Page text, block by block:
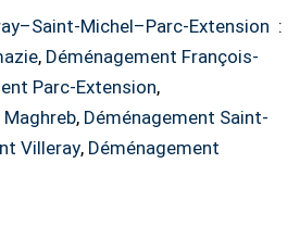
Michel–Parc-Extension :
, Déménagement François-
Parc-Extension,
, Déménagement Saint-
Villeray, Déménagement